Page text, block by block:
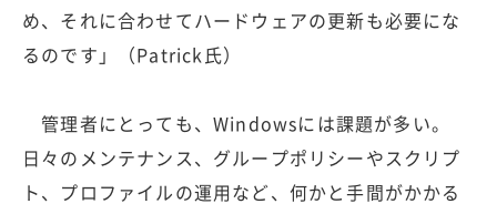
め、それに合わせてハードウェアの更新も必要にな
るのです」（Patrick氏）
管理者にとっても、Windowsには課題が多い。
日々のメンテナンス、グループポリシーやスクリプ
ト、プロファイルの運用など、何かと手間がかかる